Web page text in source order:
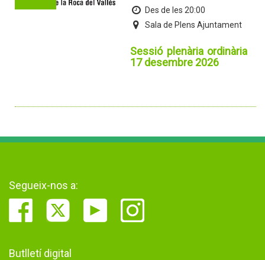
Des de les 20:00
Sala de Plens Ajuntament
Sessió plenària ordinària
17 desembre 2026
Segueix-nos a:
Butlletí digital